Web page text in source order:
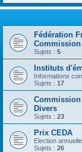
Fédération
Sujets : 5
Instituts
Informations
Sujets : 17
Commission
Divers
Sujets : 23
Prix CEDA
Election
Sujets : 26